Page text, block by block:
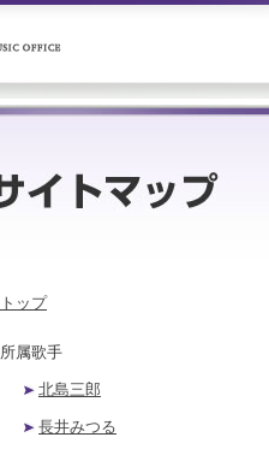
トップ
所属歌手
北島三郎
長井みつる